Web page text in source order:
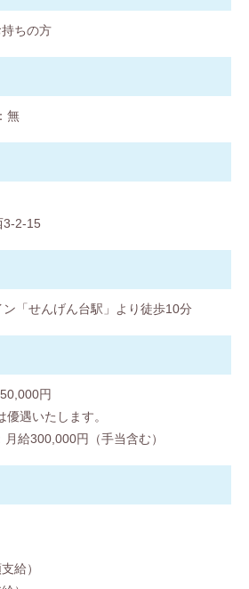
ちの方
無
3-2-15
「せんげん台駅」より徒歩10分
円
遇いたします。
給300,000円（手当含む）
給）